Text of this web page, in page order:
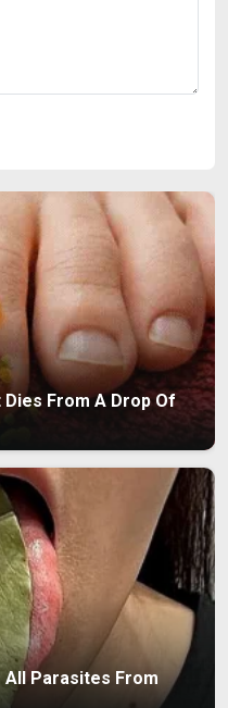
From A Drop Of
Parasites From